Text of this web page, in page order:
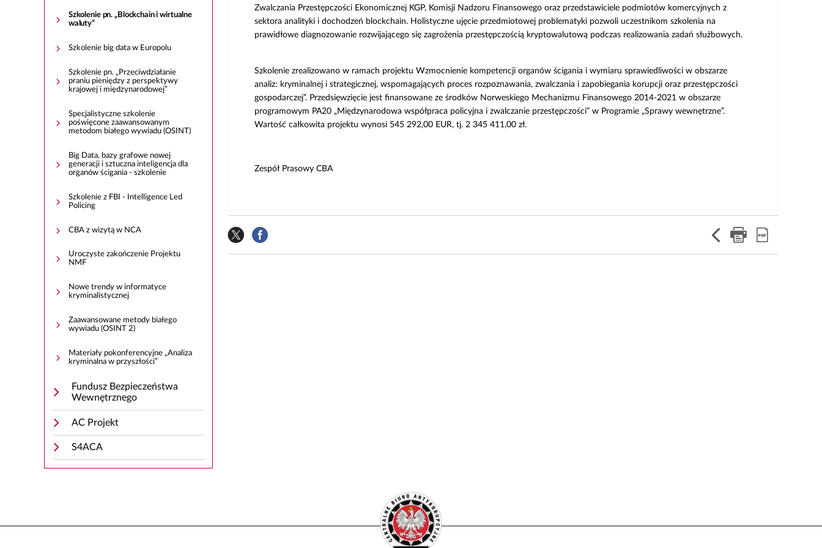
Szkolenie pn. „Blockchain i wirtualne
waluty”
Szkolenie big data w Europolu
Szkolenie pn. „Przeciwdziałanie
praniu pieniędzy z perspektywy
krajowej i międzynarodowej”
Specjalistyczne szkolenie
poświęcone zaawansowanym
metodom białego wywiadu (OSINT)
Big Data, bazy grafowe nowej
generacji i sztuczna inteligencja dla
organów ścigania - szkolenie
Szkolenie z FBI - Intelligence Led
Policing
CBA z wizytą w NCA
Uroczyste zakończenie Projektu
NMF
Nowe trendy w informatyce
kryminalistycznej
Zaawansowane metody białego
wywiadu (OSINT 2)
Materiały pokonferencyjne „Analiza
kryminalna w przyszłości”
Fundusz Bezpieczeństwa
Wewnętrznego
AC Projekt
S4ACA
Zwalczania Przestępczości Ekonomicznej KGP, Komisji Nadzoru Finansowego oraz przedstawiciele podmiotów komercyjnych z
sektora analityki i dochodzeń blockchain. Holistyczne ujęcie przedmiotowej problematyki pozwoli uczestnikom szkolenia na
prawidłowe diagnozowanie rozwijającego się zagrożenia przestępczością kryptowalutową podczas realizowania zadań służbowych.
Szkolenie zrealizowano w ramach projektu Wzmocnienie kompetencji organów ścigania i wymiaru sprawiedliwości w obszarze
analiz: kryminalnej i strategicznej, wspomagających proces rozpoznawania, zwalczania i zapobiegania korupcji oraz przestępczości
gospodarczej”. Przedsięwzięcie jest finansowane ze środków Norweskiego Mechanizmu Finansowego 2014-2021 w obszarze
programowym PA20 „Międzynarodowa współpraca policyjna i zwalczanie przestępczości” w Programie „Sprawy wewnętrzne”.
Wartość całkowita projektu wynosi 545 292,00 EUR, tj. 2 345 411,00 zł.
Zespół Prasowy CBA